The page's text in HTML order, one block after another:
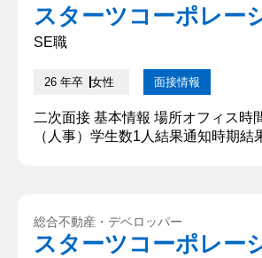
う印象を抱きました。 【深掘質問
人はどんな仕事を...
スターツコーポレー
SE職
26 年卒 女性 面接情報
二次面接 基本情報 場所オフィス時
（人事）学生数1人結果通知時期結
分の楽しいと思う気持ちを仕事にし
ようになりました。 【深掘質問】
総合不動産・デベロッパー
スターツコーポレー